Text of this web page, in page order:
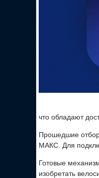
что обладают
Прошедшие отбор
МАКС. Для
Готовые
изобретать